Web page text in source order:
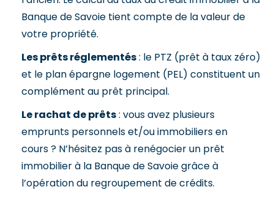
Banque de Savoie tient compte de la valeur de
votre propriété.
Les prêts réglementés: le PTZ (prêt à taux zéro)
et le plan épargne logement (PEL) constituent un
complément au prêt principal.
Le rachat de prêts: vous avez plusieurs
emprunts personnels et/ou immobiliers en
cours ? N’hésitez pas à renégocier un prêt
immobilier à la Banque de Savoie grâce à
l’opération du regroupement de crédits.